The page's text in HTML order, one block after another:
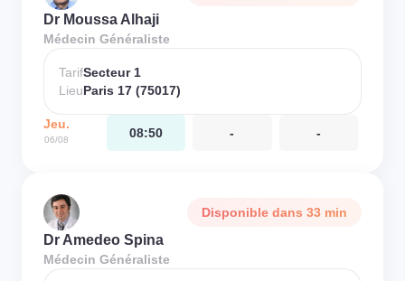
Dr Moussa Alhaji
Médecin Généraliste
TarifSecteur 1
LieuParis 17 (75017)
Jeu.
06/08 08:50 - -
Disponible dans 33 min
Dr Amedeo Spina
Médecin Généraliste